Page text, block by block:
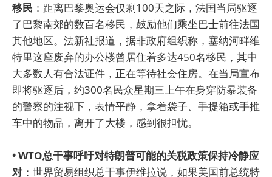
移民 ：距离巴黎奥运会仅剩100天之际，法国当局驱逐
了巴黎南郊的数百名移民，鼓励他们乘坐巴士前往法国
其他地区。法新社报道，据非政府组织称，塞纳河畔维
特里这座废弃的办公楼曾居住着多达450名移民，其中
大多数人有合法证件，正在等待社会住房。在当局宣布
即将驱逐后，约300名民众星期三上午在身穿防暴装备
的警察的注视下，表情平静，拿着袋子、手提箱或手推
车中的物品，离开了大楼，感到很担忧。
• WTO总干事呼吁对特朗普可能的关税政策保持冷静应
对 ：世界贸易组织总干事伊维拉说，如果美国前总统特